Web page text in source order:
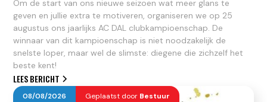
Om de start van ons nieuwe seizoen wat meer glans te
geven en jullie extra te motiveren, organiseren we op 25
augustus ons jaarlijks AC DAL clubkampioenschap. De
winnaar van dit kampioenschap is niet noodzakelijk de
snelste loper, maar wel de slimste: diegene die zichzelf het
beste kent!
LEES BERICHT
08/08/2026 Geplaatst door Bestuur